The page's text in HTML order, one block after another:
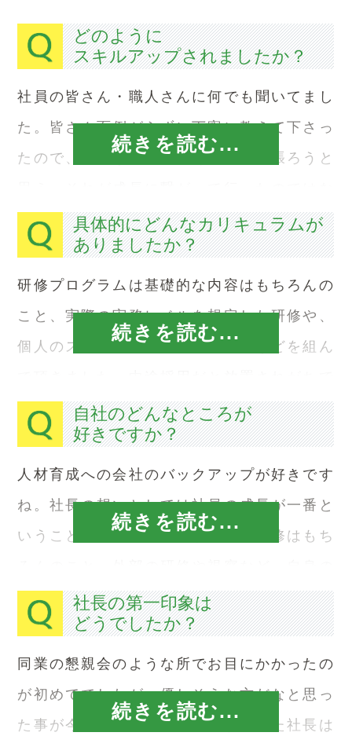
どのように
スキルアップされましたか？
社員の皆さん・職人さんに何でも聞いてまし
た。皆さん面倒がらずに丁寧に教えて下さっ
たので、慣れないことがあっても頑張ろうと
いかと思います。
続きを読む...
具体的にどんなカリキュラムが
ありましたか？
研修プログラムは基礎的な内容はもちろんの
こと、実際の実務レベルを想定した研修や、
個人のスキルに合わせた外部研修などを組ん
すが、カリキュラムの内容と自分の成長がリ
ンクしていたので、今の自分があると思いま
す。
続きを読む...
自社のどんなところが
好きですか？
人材育成への会社のバックアップが好きです
ね。社長の想いとしては社員の成長が一番と
いうことを良く耳にします。内部研修はもち
スキルや人間性が成長する環境整備に注力い
ただいているので有り難い限りです。
続きを読む...
社長の第一印象は
どうでしたか？
同業の懇親会のような所でお目にかかったの
が初めてでしたが、優しそうな方だなと思っ
た事が今でも印象に残ってます。また社長は
続きを読む...